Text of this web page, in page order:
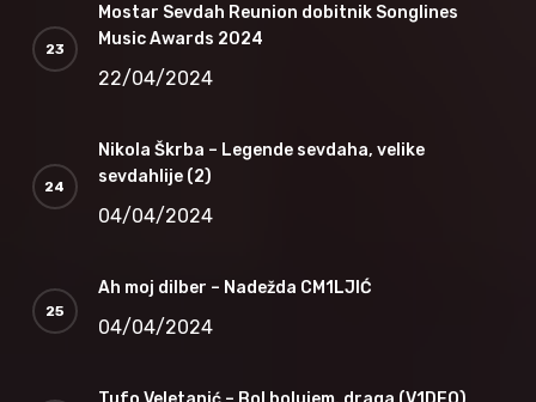
Mostar Sevdah Reunion dobitnik Songlines
Music Awards 2024
22/04/2024
Nikola Škrba – Legende sevdaha, velike
sevdahlije (2)
04/04/2024
Ah moj dilber – Nadežda CM1LJIĆ
04/04/2024